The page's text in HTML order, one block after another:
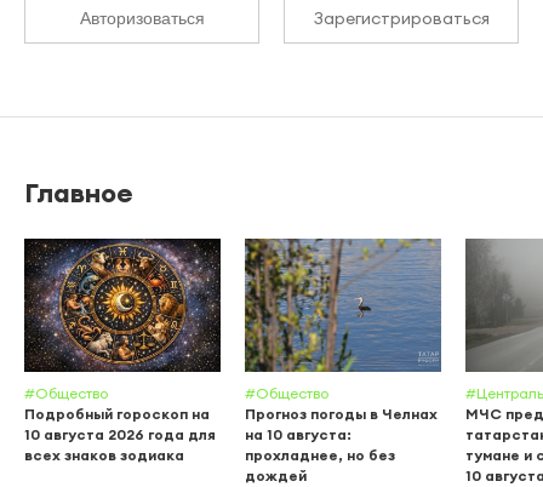
Авторизоваться Зарегистрироваться
Главное
#Общество
Подробный гороскоп на
10 августа 2026 года для
всех знаков зодиака
#Общество
Прогноз погоды в Челнах
на 10 августа:
прохладнее, но без
дождей
МЧС
тумане и
10